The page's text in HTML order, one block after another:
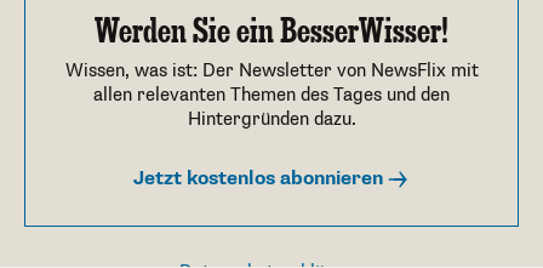
Werden Sie ein BesserWisser!
Wissen, was ist: Der Newsletter von NewsFlix mit
allen relevanten Themen des Tages und den
Hintergründen dazu.
Jetzt kostenlos abonnieren